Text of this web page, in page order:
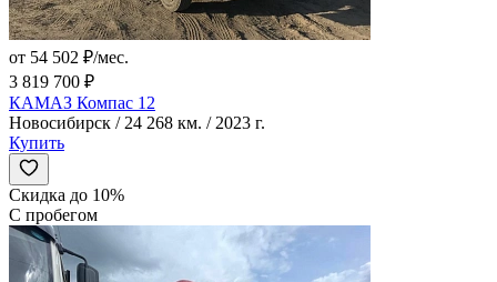
от 54 502 ₽/мес.
3 819 700 ₽
КАМАЗ Компас 12
Новосибирск / 24 268 км. / 2023 г.
Купить
Скидка до 10%
С пробегом